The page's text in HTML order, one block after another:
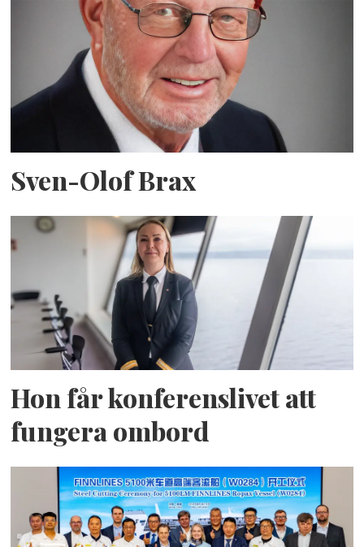
Sven-Olof Brax
Hon får konferenslivet att
fungera ombord